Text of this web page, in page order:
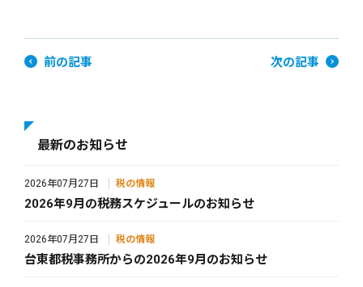
前の記事 次の記事
最新のお知らせ
2026年07月27日 税の情報
2026年9月の税務スケジュールのお知らせ
2026年07月27日 税の情報
台東都税事務所からの2026年9月のお知らせ